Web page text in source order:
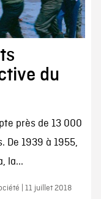
du
près de 13 000
1939 à 1955,
la...
| 11 juillet 2018